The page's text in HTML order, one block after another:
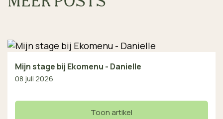
Mijn stage bij Ekomenu - Danielle
08 juli 2026
Toon artikel